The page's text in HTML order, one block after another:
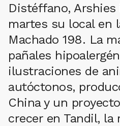
Distéffano,
martes su local en
Machado 198. La
pañales
ilustraciones de
autóctonos,
China y un
crecer en Tandil, la